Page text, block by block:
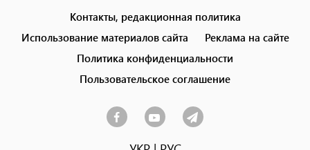
menu
Контакты, редакционная политика
Использование материалов сайта
Реклама на сайте
Политика конфиденциальности
Пользовательское соглашение